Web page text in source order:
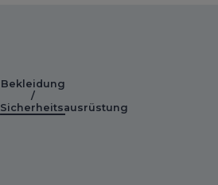
Bekleidung
/
Sicherheitsausrüstung